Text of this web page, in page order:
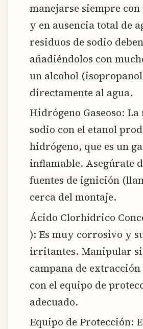
manejarse siempre con
y en ausencia total de
residuos de sodio
añadiéndolos con
un alcohol
directamente al agua.
Hidrógeno Gaseoso:
sodio con el etanol
hidrógeno, que es un
inflamable. Asegúrate
fuentes de ignición
cerca del montaje.
Ácido Clorhídrico
): Es muy corrosivo y
irritantes. Manipular
campana de extracción
con el equipo de
adecuado.
Equipo de Protección: